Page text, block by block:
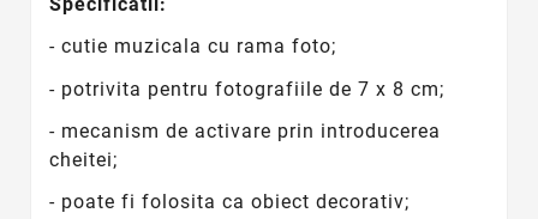
- cutie muzicala cu rama foto;
- potrivita pentru fotografiile de 7 x 8 cm;
- mecanism de activare prin introducerea
cheitei;
- poate fi folosita ca obiect decorativ;